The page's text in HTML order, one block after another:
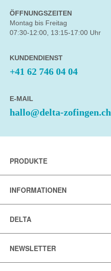
ÖFFNUNGSZEITEN
Montag bis Freitag
07:30-12:00, 13:15-17:00 Uhr
KUNDENDIENST
+41 62 746 04 04
E-MAIL
hallo@delta-zofingen.ch
PRODUKTE
INFORMATIONEN
DELTA
NEWSLETTER